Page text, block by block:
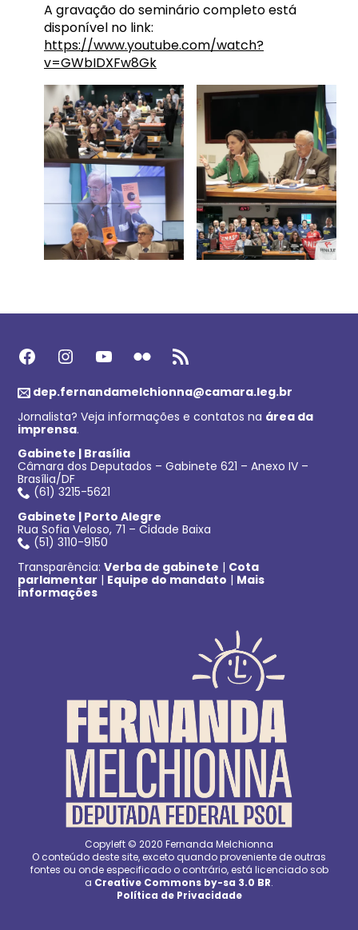
A gravação do seminário completo está
disponível no link:
https://www.youtube.com/watch?
v=GWbIDXFw8Gk
Facebook Instagram Youtube Flickr Feed RSS
dep.fernandamelchionna@camara.leg.br
Jornalista? Veja informações e contatos na área da
imprensa.
Gabinete | Brasília
Câmara dos Deputados – Gabinete 621 – Anexo IV –
Brasília/DF
(61) 3215-5621
Gabinete | Porto Alegre
Rua Sofia Veloso, 71 – Cidade Baixa
(51) 3110-9150
Transparência:Verba de gabinete | Cota
parlamentar | Equipe do mandato | Mais
informações
Copyleft © 2020 Fernanda Melchionna
O conteúdo deste site, exceto quando proveniente de outras
fontes ou onde especificado o contrário, está licenciado sob
a Creative Commons by-sa 3.0 BR.
Política de Privacidade